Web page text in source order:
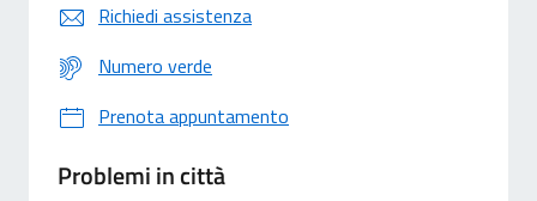
Richiedi assistenza
Numero verde
Prenota appuntamento
Problemi in città